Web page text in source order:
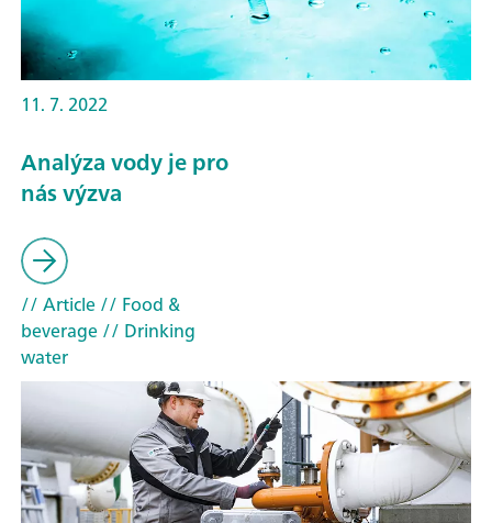
11. 7. 2022
Analýza vody je pro
nás výzva
// Article// Food &
beverage// Drinking
water